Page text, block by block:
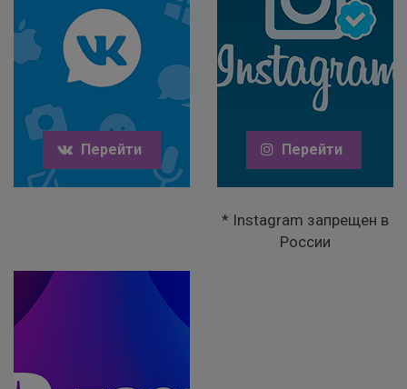
Перейти Перейти
* Instagram запрещен в
России